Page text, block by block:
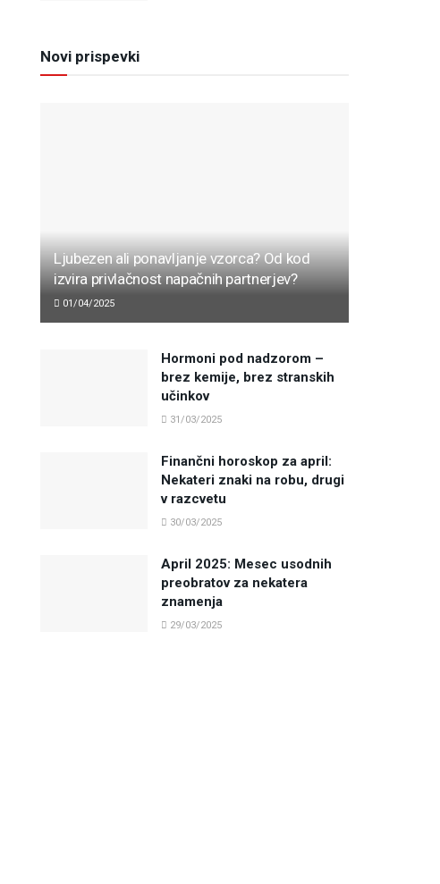
Novi prispevki
Ljubezen ali ponavljanje vzorca? Od kod
izvira privlačnost napačnih partnerjev?
01/04/2025
Hormoni pod nadzorom –
brez kemije, brez stranskih
učinkov
31/03/2025
Finančni horoskop za april:
Nekateri znaki na robu, drugi
v razcvetu
30/03/2025
April 2025: Mesec usodnih
preobratov za nekatera
znamenja
29/03/2025